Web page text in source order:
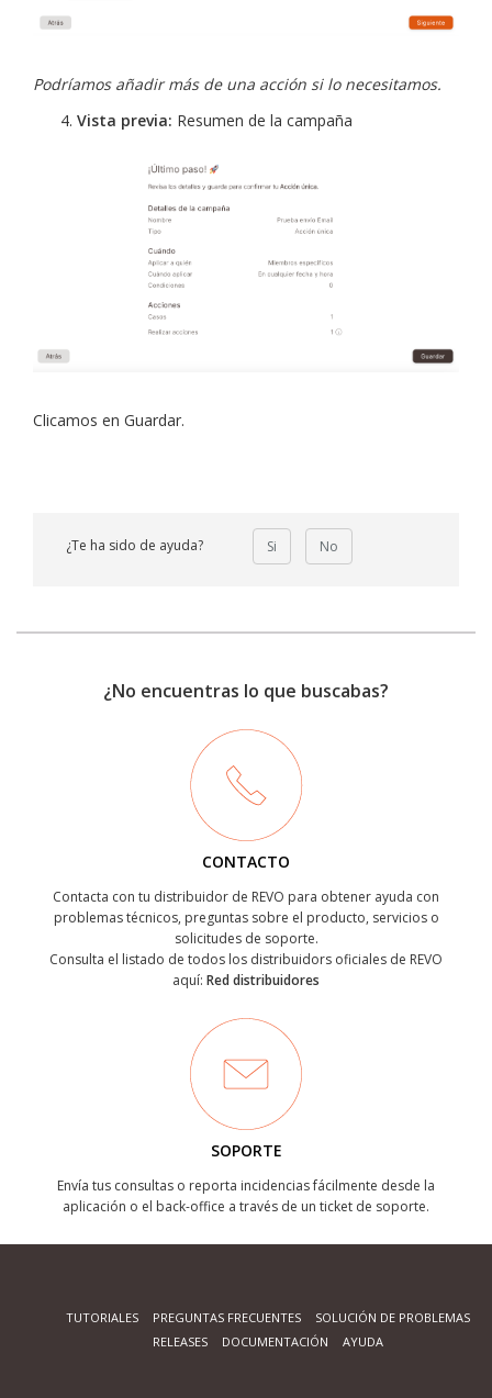
Podríamos añadir más de una acción si lo necesitamos.
Vista previa: Resumen de la campaña
Clicamos en Guardar.
¿Te ha sido de ayuda? Si No
¿No encuentras lo que buscabas?
CONTACTO
Contacta con tu distribuidor de REVO para obtener ayuda con
problemas técnicos, preguntas sobre el producto, servicios o
solicitudes de soporte.
Consulta el listado de todos los distribuidors oficiales de REVO
aquí: Red distribuidores
SOPORTE
Envía tus consultas o reporta incidencias fácilmente desde la
aplicación o el back-office a través de un ticket de soporte.
TUTORIALES PREGUNTAS FRECUENTES
SOLUCIÓN DE PROBLEMAS
RELEASES
DOCUMENTACIÓN AYUDA